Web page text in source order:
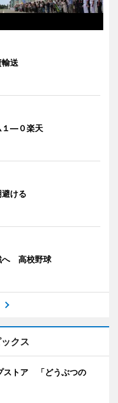
送
１―０楽天
ける
へ 高校野球
クス
ストア 「どうぶつの